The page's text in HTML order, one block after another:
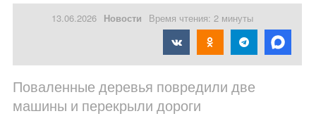
13.06.2026 Новости Время чтения: 2 минуты
Поваленные деревья повредили две
машины и перекрыли дороги